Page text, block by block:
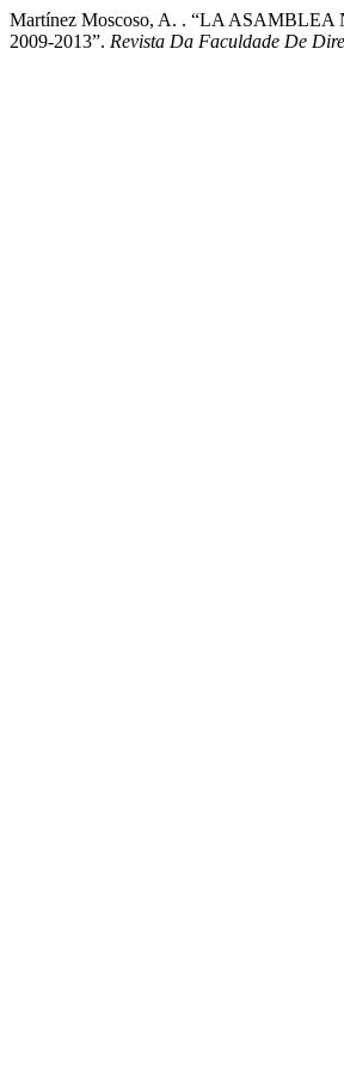
Martínez Moscoso, A. . “LA
2009-2013”. Revista Da Faculdade De